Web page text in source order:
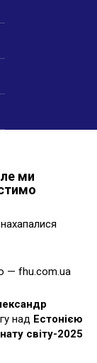
ми
— fhu.com.ua
над Естонією
світу-2025